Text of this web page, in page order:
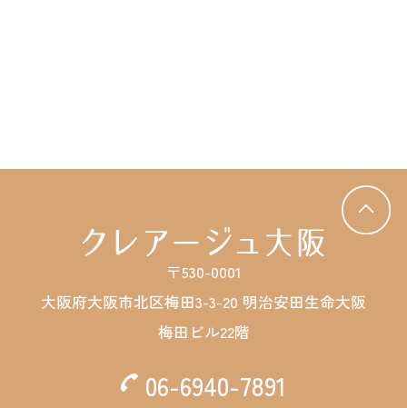
〒530-0001
大阪府大阪市北区梅田3-3-20 明治安田生命大阪
梅田ビル22階
06-6940-7891